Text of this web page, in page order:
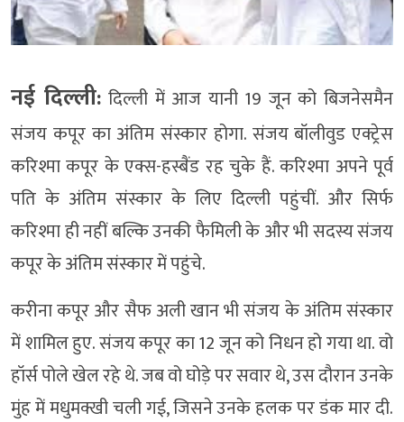
नई दिल्ली: दिल्ली में आज यानी 19 जून को बिजनेसमैन
संजय कपूर का अंतिम संस्कार होगा. संजय बॉलीवुड एक्ट्रेस
करिश्मा कपूर के एक्स-हस्बैंड रह चुके हैं. करिश्मा अपने पूर्व
पति के अंतिम संस्कार के लिए दिल्ली पहुंचीं. और सिर्फ
करिश्मा ही नहीं बल्कि उनकी फैमिली के और भी सदस्य संजय
कपूर के अंतिम संस्कार में पहुंचे.
करीना कपूर और सैफ अली खान भी संजय के अंतिम संस्कार
में शामिल हुए. संजय कपूर का 12 जून को निधन हो गया था. वो
हॉर्स पोले खेल रहे थे. जब वो घोड़े पर सवार थे, उस दौरान उनके
मुंह में मधुमक्खी चली गई, जिसने उनके हलक पर डंक मार दी.